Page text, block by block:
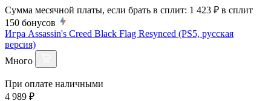
Сумма месячной платы, если брать в сплит: 1 423 ₽ в сплит
150 бонусов
Игра Assassin's Creed Black Flag Resynced (PS5, русская
версия)
Много
При оплате наличными
4 989 ₽